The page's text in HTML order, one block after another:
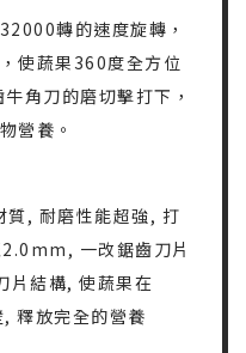
轉的速度旋轉，
使蔬果360度全方位
角刀的磨切擊打下，
營養。
, 耐磨性能超強, 打
一改鋸齒刀片
片結構, 使蔬果在
釋放完全的營養